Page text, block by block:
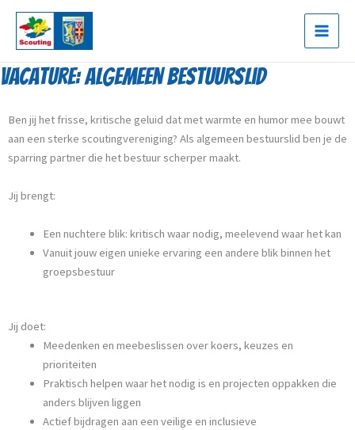
naar
inhoud
Vacature: Algemeen bestuurslid
Ben jij het frisse, kritische geluid dat met warmte en humor mee bouwt
aan een sterke scoutingvereniging? Als algemeen bestuurslid ben je de
sparring partner die het bestuur scherper maakt.
Jij brengt:
Een nuchtere blik: kritisch waar nodig, meelevend waar het kan
Vanuit jouw eigen unieke ervaring een andere blik binnen het
groepsbestuur
Jij doet:
Meedenken en meebeslissen over koers, keuzes en
prioriteiten
Praktisch helpen waar het nodig is en projecten oppakken die
anders blijven liggen
Actief bijdragen aan een veilige en inclusieve